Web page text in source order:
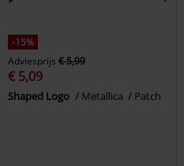
-15%
Adviesprijs € 5,99
€ 5,09
Shaped Logo Metallica Patch